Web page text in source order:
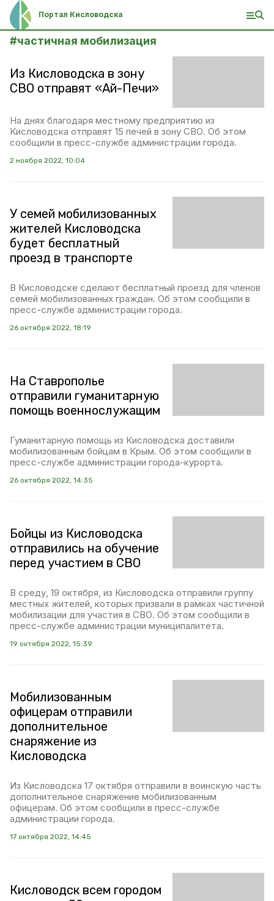
Портал Кисловодска
#частичная мобилизация
Из Кисловодска в зону
СВО отправят «Ай-Печи»
На днях благодаря местному предприятию из
Кисловодска отправят 15 печей в зону СВО. Об этом
сообщили в пресс-службе администрации города.
2 ноября 2022, 10:04
У семей мобилизованных
жителей Кисловодска
будет бесплатный
проезд в транспорте
В Кисловодске сделают бесплатный проезд для членов
семей мобилизованных граждан. Об этом сообщили в
пресс-службе администрации города.
26 октября 2022, 18:19
На Ставрополье
отправили гуманитарную
помощь военнослужащим
Гуманитарную помощь из Кисловодска доставили
мобилизованным бойцам в Крым. Об этом сообщили в
пресс-службе администрации города-курорта.
26 октября 2022, 14:35
Бойцы из Кисловодска
отправились на обучение
перед участием в СВО
В среду, 19 октября, из Кисловодска отправили группу
местных жителей, которых призвали в рамках частичной
мобилизации для участия в СВО. Об этом сообщили в
пресс-службе администрации муниципалитета.
19 октября 2022, 15:39
Мобилизованным
офицерам отправили
дополнительное
снаряжение из
Кисловодска
Из Кисловодска 17 октября отправили в воинскую часть
дополнительное снаряжение мобилизованным
офицерам. Об этом сообщили в пресс-службе
администрации города.
17 октября 2022, 14:45
Кисловодск всем городом